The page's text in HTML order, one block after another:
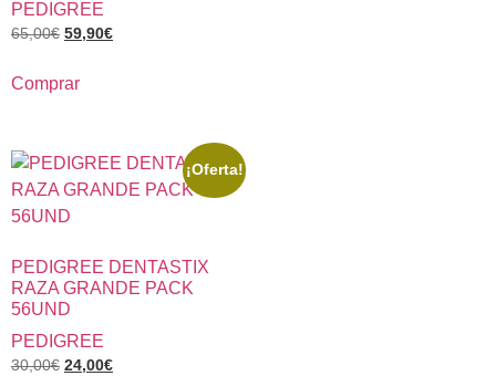
PEDIGREE
65,00€ 59,90€
Comprar
¡Oferta!
PEDIGREE DENTASTIX
RAZA GRANDE PACK
56UND
PEDIGREE
30,00€ 24,00€